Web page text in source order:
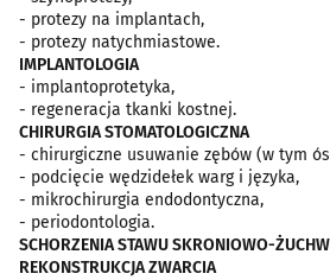
- protezy na implantach,
- protezy natychmiastowe.
IMPLANTOLOGIA
- implantoprotetyka,
- regeneracja tkanki kostnej.
CHIRURGIA STOMATOLOGICZNA
- chirurgiczne usuwanie zębów (w tym
- podcięcie wędzidełek warg i języka,
- mikrochirurgia endodontyczna,
- periodontologia.
SCHORZENIA STAWU SKRONIOWO-
REKONSTRUKCJA ZWARCIA